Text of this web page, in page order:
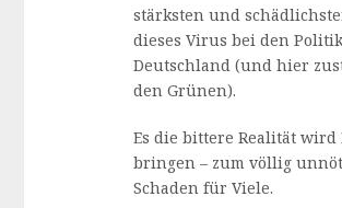
stärksten und
dieses Virus bei den
Deutschland (und hier
den Grünen).
Es die bittere Realität
bringen – zum völlig
Schaden für Viele.